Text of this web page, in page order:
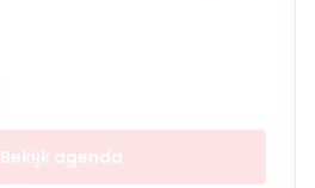
Bekijk agenda